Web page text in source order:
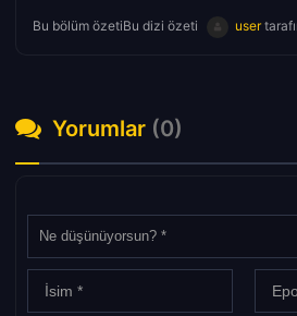
Bu bölüm özetiBu dizi özeti user
Yorumlar (0)